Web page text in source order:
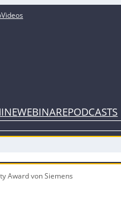
Videos
WEBINAREPODCASTS
Award von Siemens